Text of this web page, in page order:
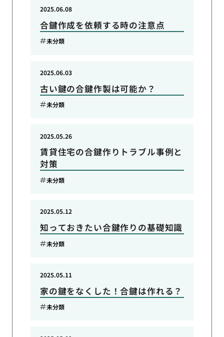
合鍵作成を依頼する時の注意点
2025.06.08
未分類
古い鍵の合鍵作製は可能か？
2025.06.03
未分類
賃貸住宅の合鍵作りトラブル事例と
対策
2025.05.26
未分類
知っておきたい合鍵作りの基礎知識
2025.05.12
未分類
家の鍵をなくした！合鍵は作れる？
2025.05.11
未分類